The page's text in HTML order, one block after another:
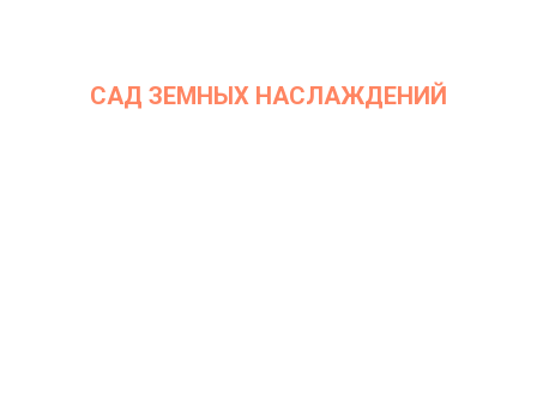
САД ЗЕМНЫХ НАСЛАЖДЕНИЙ